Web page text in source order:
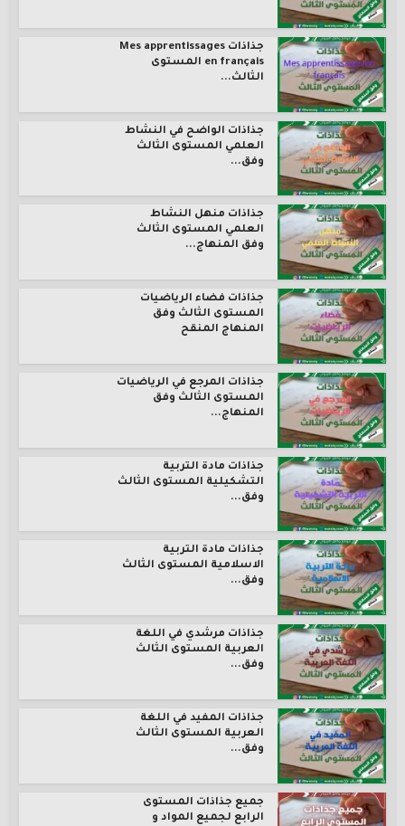
جذاذات Mes apprentissages
en français المستوى
الثالث...
جذاذات الواضح في النشاط
العلمي المستوى الثالث
وفق...
جذاذات منهل النشاط
العلمي المستوى الثالث
وفق المنهاج...
جذاذات فضاء الرياضيات
المستوى الثالث وفق
المنهاج المنقح
جذاذات المرجع في الرياضيات
المستوى الثالث وفق
المنهاج...
جذاذات مادة التربية
التشكيلية المستوى الثالث
وفق...
جذاذات مادة التربية
الاسلامية المستوى الثالث
وفق...
جذاذات مرشدي في اللغة
العربية المستوى الثالث
وفق...
جذاذات المفيد في اللغة
العربية المستوى الثالث
وفق...
جميع جذاذات المستوى
الرابع لجميع المواد و